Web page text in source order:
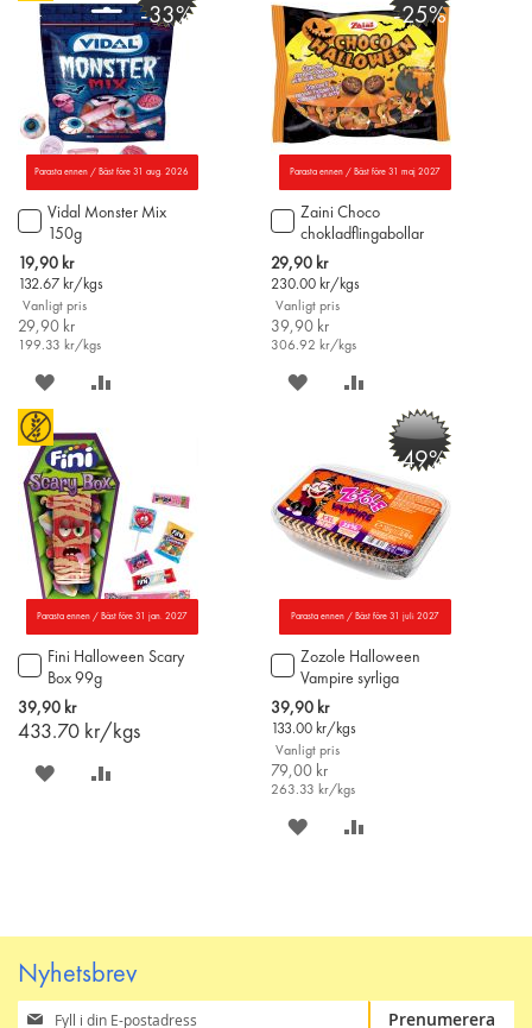
-33%
Parasta ennen / Bäst före 31 aug. 2026
Vidal Monster Mix
150g
Special
Price
19,90 kr
132.67 kr/kgs
Vanligt pris
29,90 kr
199.33 kr/kgs
Lägg
till
i
varukorgen
SPARA
ÖNSKELISTAN
JÄMFÖR
-25%
Parasta ennen / Bäst före 31 maj 2027
Zaini Choco
chokladflingabollar
125g
Special
Price
29,90 kr
230.00 kr/kgs
Vanligt pris
39,90 kr
306.92 kr/kgs
Lägg
till
i
varukorgen
SPARA
ÖNSKELISTAN
JÄMFÖR
Parasta ennen / Bäst före 31 jan. 2027
Fini Halloween Scary
Box 99g
39,90 kr
433.70 kr/kgs
Lägg
till
i
varukorgen
SPARA
Parasta ennen / Bäst före 31 juli 2027
-49%
Zozole Halloween
Vampire syrliga
stringgodis 300g
Special
Price
39,90 kr
133.00 kr/kgs
Vanligt pris
79,00 kr
263.33 kr/kgs
Lägg
till
i
varukorgen
SPARA
Nyhetsbrev
Prenumerera
Prenumerera